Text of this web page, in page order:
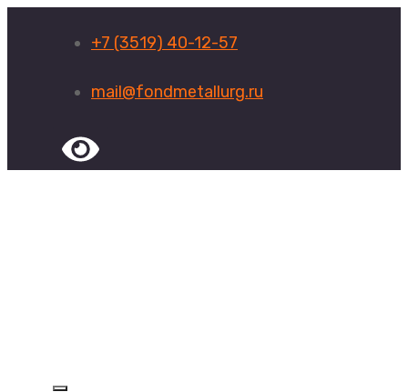
+7 (3519) 40-12-57
mail@fondmetallurg.ru